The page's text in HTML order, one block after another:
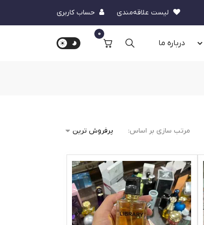
لیست علاقه‌مندی حساب کاربری
درباره‌ ما
0
مرتب سازی بر اساس: